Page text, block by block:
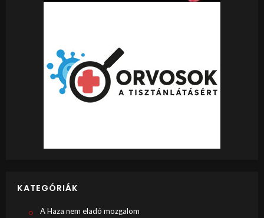
KATEGÓRIÁK
A Haza nem eladó mozgalom